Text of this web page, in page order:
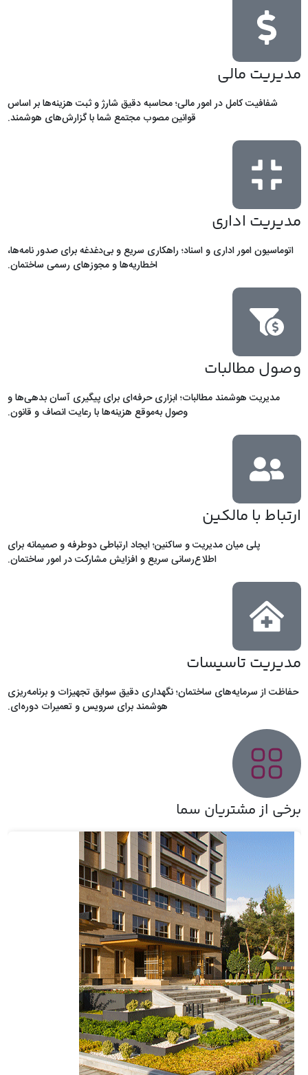
مدیریت مالی
شفافیت کامل در امور مالی؛ محاسبه دقیق شارژ و ثبت هزینه‌ها بر اساس
قوانین مصوب مجتمع شما با گزارش‌های هوشمند.
مدیریت اداری
اتوماسیون امور اداری و اسناد؛ راهکاری سریع و بی‌دغدغه برای صدور نامه‌ها،
اخطاریه‌ها و مجوزهای رسمی ساختمان.
وصول مطالبات
مدیریت هوشمند مطالبات؛ ابزاری حرفه‌ای برای پیگیری آسان بدهی‌ها و
وصول به‌موقع هزینه‌ها با رعایت انصاف و قانون.
ارتباط با مالکین
پلی میان مدیریت و ساکنین؛ ایجاد ارتباطی دوطرفه و صمیمانه برای
اطلاع‌رسانی سریع و افزایش مشارکت در امور ساختمان.
مدیریت تاسیسات
حفاظت از سرمایه‌های ساختمان؛ نگهداری دقیق سوابق تجهیزات و برنامه‌ریزی
هوشمند برای سرویس و تعمیرات دوره‌ای.
برخی از مشتریان سما